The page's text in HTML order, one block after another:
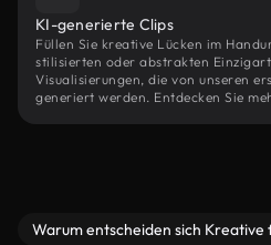
KI-generierte Clips
Füllen Sie kreative Lücken im
stilisierten oder abstrakten
Visualisierungen, die von unseren
generiert werden. Entdecken Sie
Warum entscheiden sich